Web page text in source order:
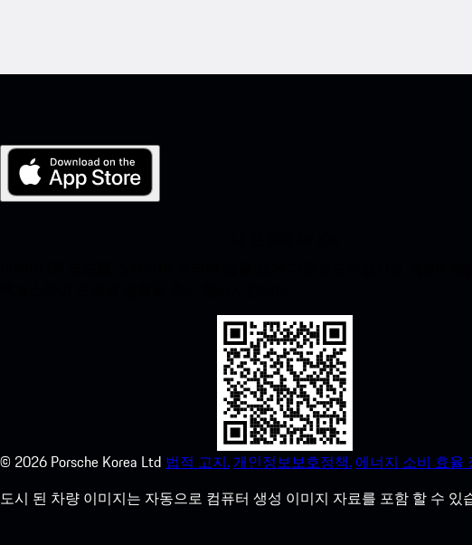
© 2026 Porsche Korea Ltd 법적 고지. 개인정보보호정책. 에너지 소비 효율
도시 된 차량 이미지는 자동으로 컴퓨터 생성 이미지 자료를 포함 할 수